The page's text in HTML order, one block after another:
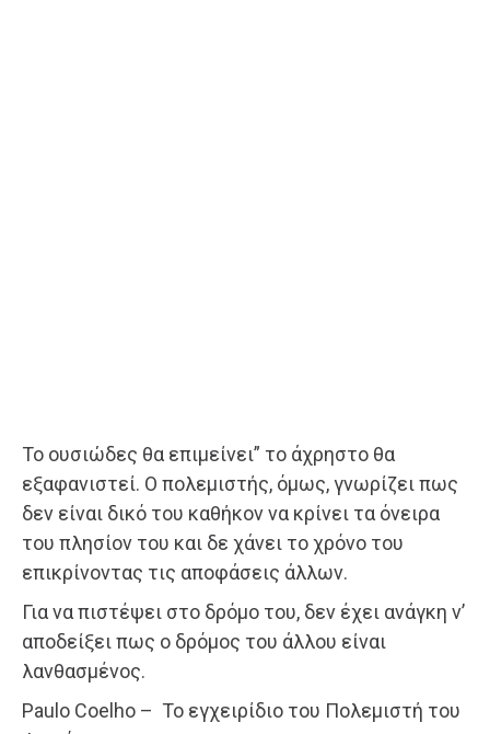
Το ουσιώδες θα επιμείνει” το άχρηστο θα
εξαφανιστεί. Ο πολεμιστής, όμως, γνωρίζει πως
δεν είναι δικό του καθήκον να κρίνει τα όνειρα
του πλησίον του και δε χάνει το χρόνο του
επικρίνοντας τις αποφάσεις άλλων.
Για να πιστέψει στο δρόμο του, δεν έχει ανάγκη ν’
αποδείξει πως ο δρόμος του άλλου είναι
λανθασμένος.
Paulo Coelho – Το εγχειρίδιο του Πολεμιστή του